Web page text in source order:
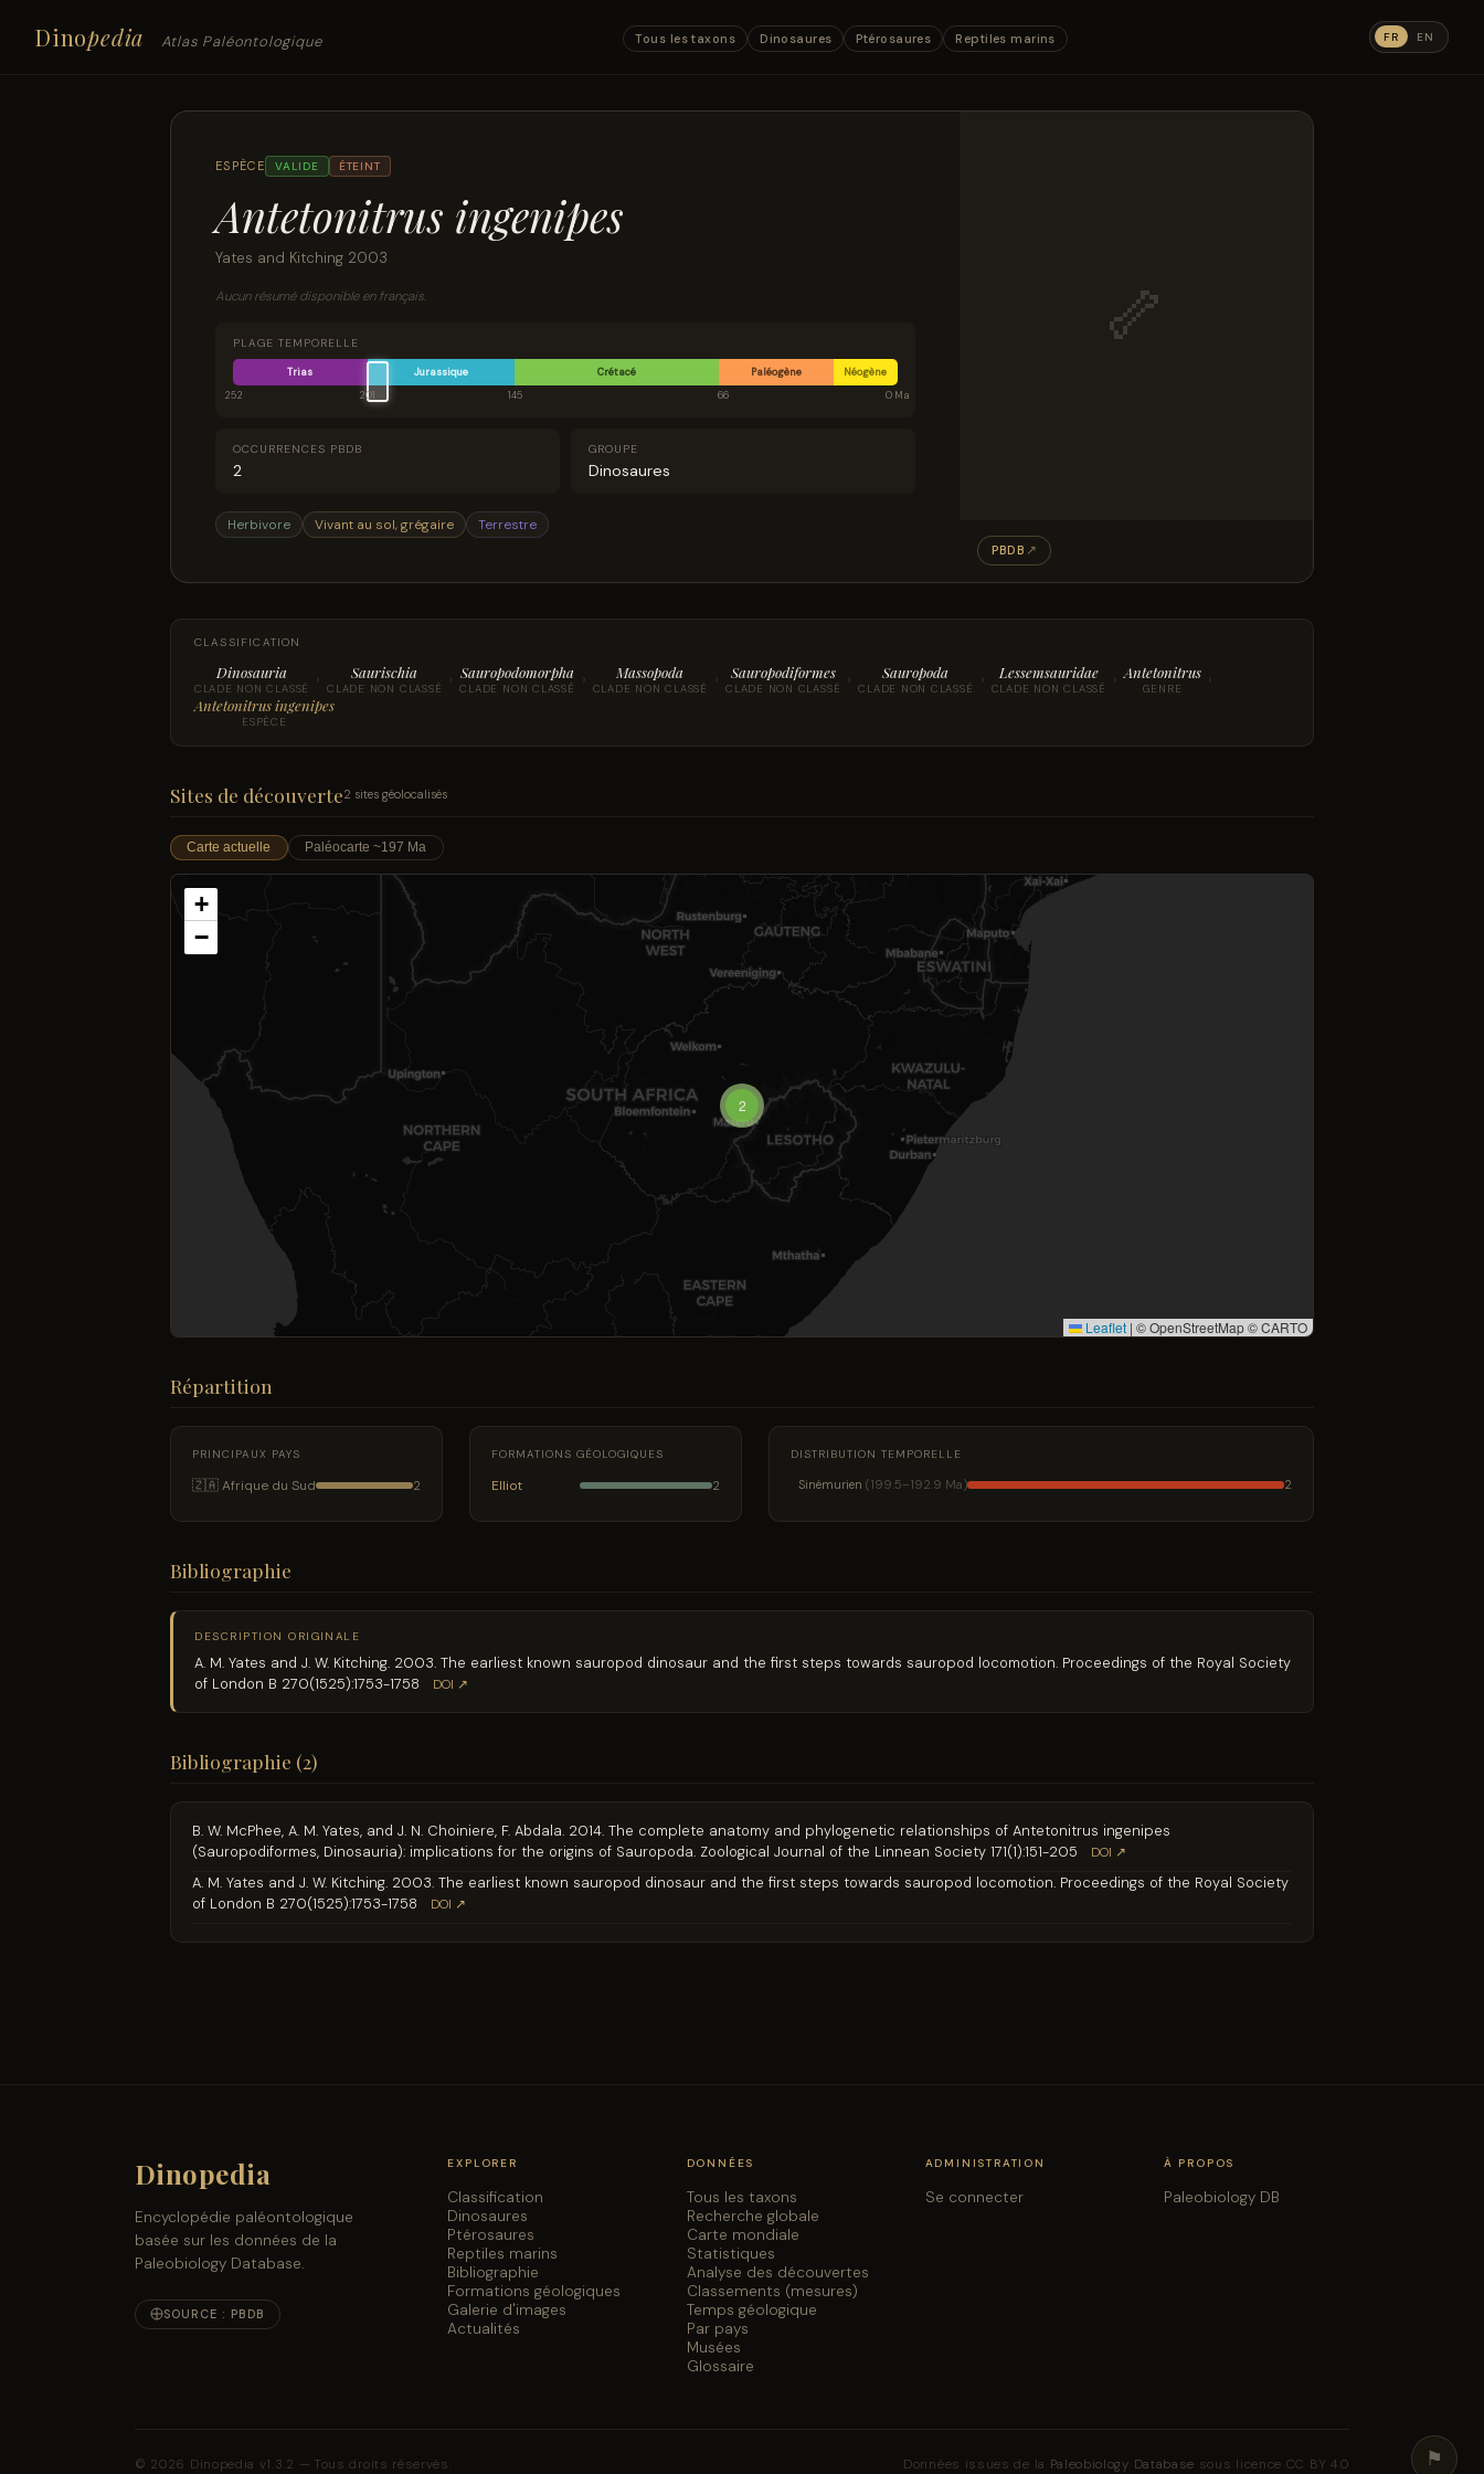
Dinopedia Atlas Paléontologique Tous les taxons Dinosaures Ptérosaures Reptiles marins FR EN
ESPÈCE VALIDE ÉTEINT
Antetonitrus ingenipes
Yates and Kitching 2003
Aucun résumé disponible en français.
PLAGE TEMPORELLE
Trias Jurassique Crétacé Paléogène
Néogène
252
201 145 66 0 Ma
OCCURRENCES PBDB
2
GROUPE
Dinosaures
Herbivore Vivant au sol, grégaire Terrestre
🦴
PBDB ↗
CLASSIFICATION
Dinosauria
CLADE NON CLASSÉ › Saurischia
CLADE NON CLASSÉ › Sauropodomorpha
CLADE NON CLASSÉ › Massopoda
CLADE NON CLASSÉ › Sauropodiformes
CLADE NON CLASSÉ › Sauropoda
CLADE NON CLASSÉ › Lessemsauridae
CLADE NON CLASSÉ › Antetonitrus
GENRE ›
Antetonitrus ingenipes
ESPÈCE
Sites de découverte2 sites géolocalisés
Carte actuelle Paléocarte ~197 Ma
2
+
−
Leaflet | © OpenStreetMap © CARTO
Répartition
PRINCIPAUX PAYS
🇿🇦 Afrique du Sud 2
FORMATIONS GÉOLOGIQUES
Elliot 2
DISTRIBUTION TEMPORELLE
Sinémurien (199.5–192.9 Ma) 2
Bibliographie
DESCRIPTION ORIGINALE
A. M. Yates and J. W. Kitching. 2003. The earliest known sauropod dinosaur and the first steps towards sauropod locomotion. Proceedings of the Royal Society
of London B 270(1525):1753-1758
DOI ↗
Bibliographie (2)
B. W. McPhee, A. M. Yates, and J. N. Choiniere, F. Abdala. 2014. The complete anatomy and phylogenetic relationships of Antetonitrus ingenipes
(Sauropodiformes, Dinosauria): implications for the origins of Sauropoda. Zoological Journal of the Linnean Society 171(1):151-205
DOI ↗
A. M. Yates and J. W. Kitching. 2003. The earliest known sauropod dinosaur and the first steps towards sauropod locomotion. Proceedings of the Royal Society
of London B 270(1525):1753-1758
DOI ↗
⚑
Dinopedia
Encyclopédie paléontologique
basée sur les données de la
Paleobiology Database.
SOURCE : PBDB
EXPLORER
Classification
Dinosaures
Ptérosaures
Reptiles marins
Bibliographie
Formations géologiques
Galerie d'images
Actualités
DONNÉES
Tous les taxons
Recherche globale
Carte mondiale
Statistiques
Analyse des découvertes
Classements (mesures)
Temps géologique
Par pays
Musées
Glossaire
ADMINISTRATION
Se connecter
À PROPOS
Paleobiology DB
© 2026 Dinopedia v1.3.2 — Tous droits réservés. Données issues de la Paleobiology Database sous licence CC BY 4.0